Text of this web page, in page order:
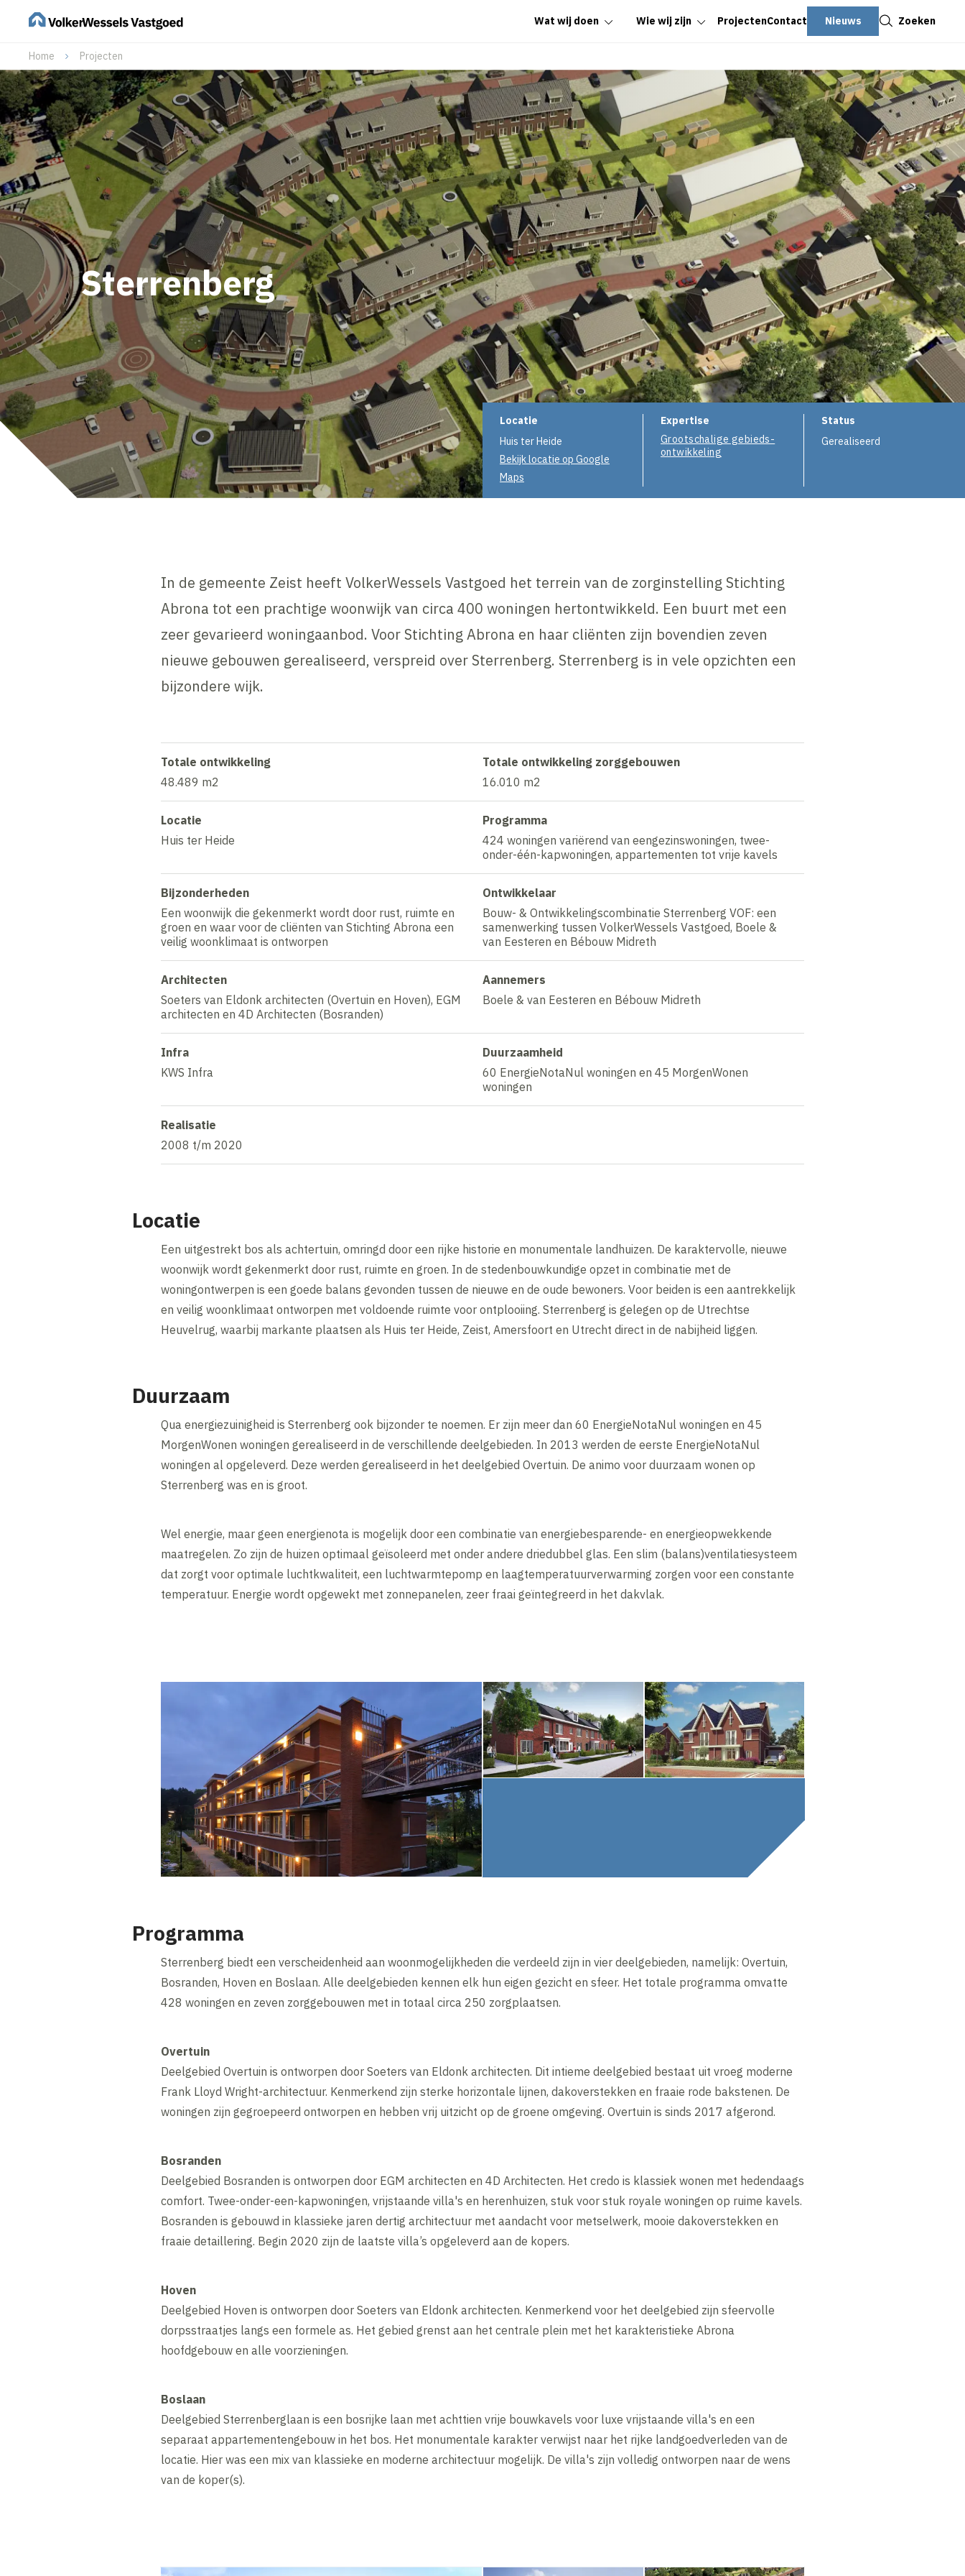
Wat wij doen Wie wij zijn ProjectenContact Nieuws Zoeken
Home Projecten
Sterrenberg
Projectinformatie
Locatie
Huis ter Heide
Bekijk locatie op Google
Maps
Expertise
Grootschalige gebieds-
ontwikkeling
Status
Gerealiseerd
In de gemeente Zeist heeft VolkerWessels Vastgoed het terrein van de zorginstelling Stichting
Abrona tot een prachtige woonwijk van circa 400 woningen hertontwikkeld. Een buurt met een
zeer gevarieerd woningaanbod. Voor Stichting Abrona en haar cliënten zijn bovendien zeven
nieuwe gebouwen gerealiseerd, verspreid over Sterrenberg. Sterrenberg is in vele opzichten een
bijzondere wijk.
Totale ontwikkeling
48.489 m2
Totale ontwikkeling zorggebouwen
16.010 m2
Locatie
Huis ter Heide
Programma
424 woningen variërend van eengezinswoningen, twee-
onder-één-kapwoningen, appartementen tot vrije kavels
Bijzonderheden
Een woonwijk die gekenmerkt wordt door rust, ruimte en
groen en waar voor de cliënten van Stichting Abrona een
veilig woonklimaat is ontworpen
Ontwikkelaar
Bouw- & Ontwikkelingscombinatie Sterrenberg VOF: een
samenwerking tussen VolkerWessels Vastgoed, Boele &
van Eesteren en Bébouw Midreth
Architecten
Soeters van Eldonk architecten (Overtuin en Hoven), EGM
architecten en 4D Architecten (Bosranden)
Aannemers
Boele & van Eesteren en Bébouw Midreth
Infra
KWS Infra
Duurzaamheid
60 EnergieNotaNul woningen en 45 MorgenWonen
woningen
Realisatie
2008 t/m 2020
Locatie
Een uitgestrekt bos als achtertuin, omringd door een rijke historie en monumentale landhuizen. De karaktervolle, nieuwe
woonwijk wordt gekenmerkt door rust, ruimte en groen. In de stedenbouwkundige opzet in combinatie met de
woningontwerpen is een goede balans gevonden tussen de nieuwe en de oude bewoners. Voor beiden is een aantrekkelijk
en veilig woonklimaat ontworpen met voldoende ruimte voor ontplooiing. Sterrenberg is gelegen op de Utrechtse
Heuvelrug, waarbij markante plaatsen als Huis ter Heide, Zeist, Amersfoort en Utrecht direct in de nabijheid liggen.
Duurzaam
Qua energiezuinigheid is Sterrenberg ook bijzonder te noemen. Er zijn meer dan 60 EnergieNotaNul woningen en 45
MorgenWonen woningen gerealiseerd in de verschillende deelgebieden. In 2013 werden de eerste EnergieNotaNul
woningen al opgeleverd. Deze werden gerealiseerd in het deelgebied Overtuin. De animo voor duurzaam wonen op
Sterrenberg was en is groot.
Wel energie, maar geen energienota is mogelijk door een combinatie van energiebesparende- en energieopwekkende
maatregelen. Zo zijn de huizen optimaal geïsoleerd met onder andere driedubbel glas. Een slim (balans)ventilatiesysteem
dat zorgt voor optimale luchtkwaliteit, een luchtwarmtepomp en laagtemperatuurverwarming zorgen voor een constante
temperatuur. Energie wordt opgewekt met zonnepanelen, zeer fraai geïntegreerd in het dakvlak.
Programma
Sterrenberg biedt een verscheidenheid aan woonmogelijkheden die verdeeld zijn in vier deelgebieden, namelijk: Overtuin,
Bosranden, Hoven en Boslaan. Alle deelgebieden kennen elk hun eigen gezicht en sfeer. Het totale programma omvatte
428 woningen en zeven zorggebouwen met in totaal circa 250 zorgplaatsen.
Overtuin
Deelgebied Overtuin is ontworpen door Soeters van Eldonk architecten. Dit intieme deelgebied bestaat uit vroeg moderne
Frank Lloyd Wright-architectuur. Kenmerkend zijn sterke horizontale lijnen, dakoverstekken en fraaie rode bakstenen. De
woningen zijn gegroepeerd ontworpen en hebben vrij uitzicht op de groene omgeving. Overtuin is sinds 2017 afgerond.
Bosranden
Deelgebied Bosranden is ontworpen door EGM architecten en 4D Architecten. Het credo is klassiek wonen met hedendaags
comfort. Twee-onder-een-kapwoningen, vrijstaande villa's en herenhuizen, stuk voor stuk royale woningen op ruime kavels.
Bosranden is gebouwd in klassieke jaren dertig architectuur met aandacht voor metselwerk, mooie dakoverstekken en
fraaie detaillering. Begin 2020 zijn de laatste villa’s opgeleverd aan de kopers.
Hoven
Deelgebied Hoven is ontworpen door Soeters van Eldonk architecten. Kenmerkend voor het deelgebied zijn sfeervolle
dorpsstraatjes langs een formele as. Het gebied grenst aan het centrale plein met het karakteristieke Abrona
hoofdgebouw en alle voorzieningen.
Boslaan
Deelgebied Sterrenberglaan is een bosrijke laan met achttien vrije bouwkavels voor luxe vrijstaande villa's en een
separaat appartementengebouw in het bos. Het monumentale karakter verwijst naar het rijke landgoedverleden van de
locatie. Hier was een mix van klassieke en moderne architectuur mogelijk. De villa's zijn volledig ontworpen naar de wens
van de koper(s).
Sluiten